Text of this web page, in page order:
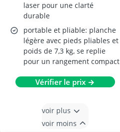
laser pour une clarté
durable
portable et pliable: planche
légère avec pieds pliables et
poids de 7,3 kg, se replie
pour un rangement compact
Vérifier le prix →
voir plus
voir moins